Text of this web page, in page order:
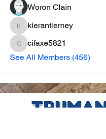
Woron Clain
kierantierney
kierantierney
cifaxe5821
cifaxe5821
See All Members (456)